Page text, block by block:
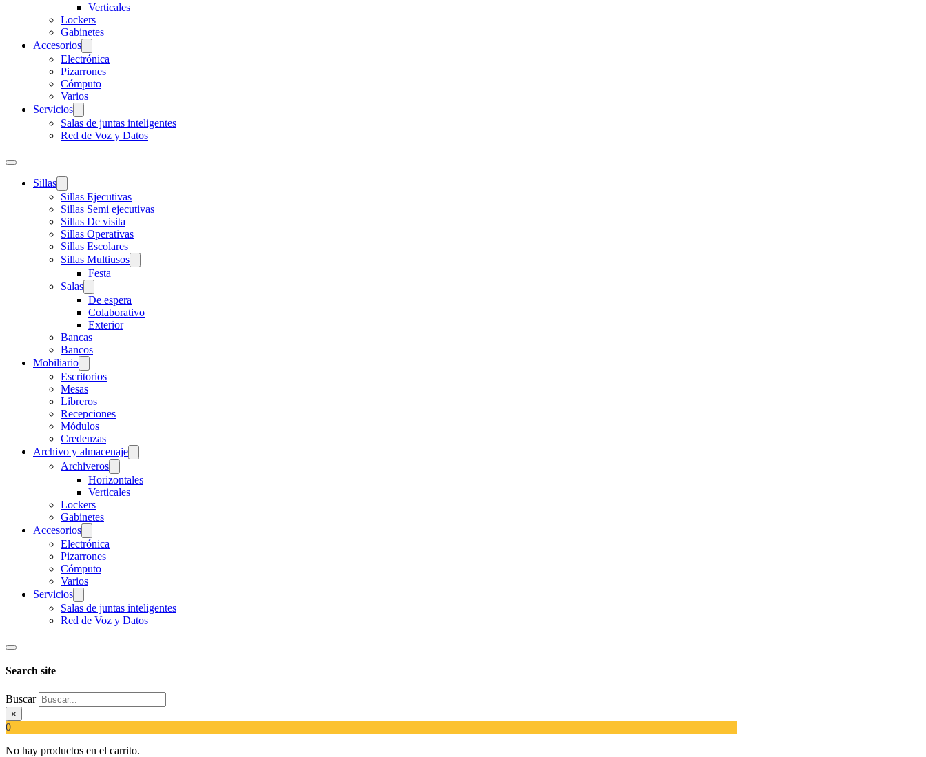
Verticales
Lockers
Gabinetes
Accesorios
Electrónica
Pizarrones
Cómputo
Varios
Servicios
Salas de juntas inteligentes
Red de Voz y Datos
Sillas
Sillas Ejecutivas
Sillas Semi ejecutivas
Sillas De visita
Sillas Operativas
Sillas Escolares
Sillas Multiusos
Festa
Salas
De espera
Colaborativo
Exterior
Bancas
Bancos
Mobiliario
Escritorios
Mesas
Libreros
Recepciones
Módulos
Credenzas
Archivo y almacenaje
Archiveros
Horizontales
Verticales
Lockers
Gabinetes
Accesorios
Electrónica
Pizarrones
Cómputo
Varios
Servicios
Salas de juntas inteligentes
Red de Voz y Datos
Search site
Buscar
×
0
No hay productos en el carrito.